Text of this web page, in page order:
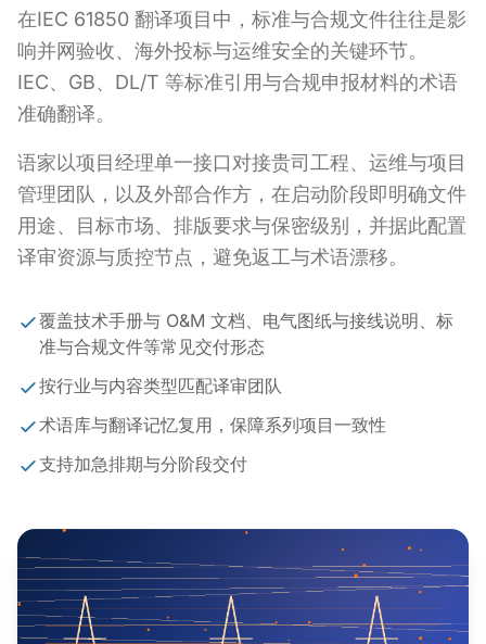
在IEC 61850 翻译项目中，标准与合规文件往往是影
响并网验收、海外投标与运维安全的关键环节。
IEC、GB、DL/T 等标准引用与合规申报材料的术语
准确翻译。
语家以项目经理单一接口对接贵司工程、运维与项目
管理团队，以及外部合作方，在启动阶段即明确文件
用途、目标市场、排版要求与保密级别，并据此配置
译审资源与质控节点，避免返工与术语漂移。
覆盖技术手册与 O&M 文档、电气图纸与接线说明、标
准与合规文件等常见交付形态
按行业与内容类型匹配译审团队
术语库与翻译记忆复用，保障系列项目一致性
支持加急排期与分阶段交付